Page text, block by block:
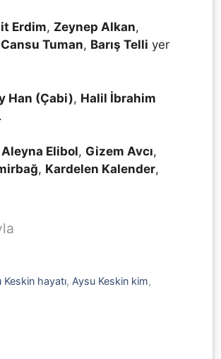
Erdim, Zeynep Alkan,
Cansu Tuman, Barış Telli yer
Han (Çabi), Halil İbrahim
Aleyna Elibol, Gizem Avcı,
, Kardelen Kalender,
Keskin hayatı, Aysu Keskin kim,